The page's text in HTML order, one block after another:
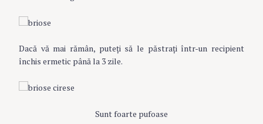
Dacă vă mai rămân, puteți să le păstrați într-un recipient
închis ermetic până la 3 zile.
Sunt foarte pufoase